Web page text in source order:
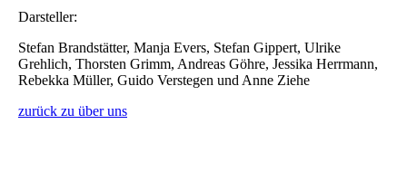
Darsteller:
Stefan Brandstätter, Manja Evers, Stefan Gippert, Ulrike
Grehlich, Thorsten Grimm, Andreas Göhre, Jessika Herrmann,
Rebekka Müller, Guido Verstegen und Anne Ziehe
zurück zu über uns